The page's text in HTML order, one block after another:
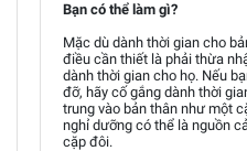
Bạn có thể làm gì?
Mặc dù dành thời gian cho
điều cần thiết là phải thừa
dành thời gian cho họ. Nếu
đỡ, hãy cố gắng dành thời
trung vào bản thân như một
nghỉ dưỡng có thể là nguồn
cặp đôi.